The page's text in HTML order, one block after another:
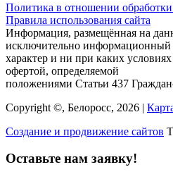
Политика в отношении
Правила использования сайта
Информация, размещённая на
исключительно информационный
характер и ни при каких
офертой, определяемой
положениями Статьи 437
Copyright ©, Белоросс, 2026 |
Создание и продвижение сайтов
Оставьте нам заявку!